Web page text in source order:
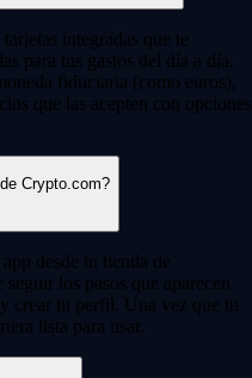
integradas que te
para tus gastos del día a día.
fiduciaria (como euros),
que las acepten con opciones
Crypto.com?
desde tu tienda de
los pasos que aparecen
crear tu perfil. Una vez que tu
lista para usar.